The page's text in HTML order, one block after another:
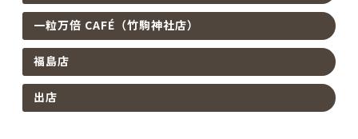
一粒万倍 CAFÉ（竹駒神社店）
福島店
出店